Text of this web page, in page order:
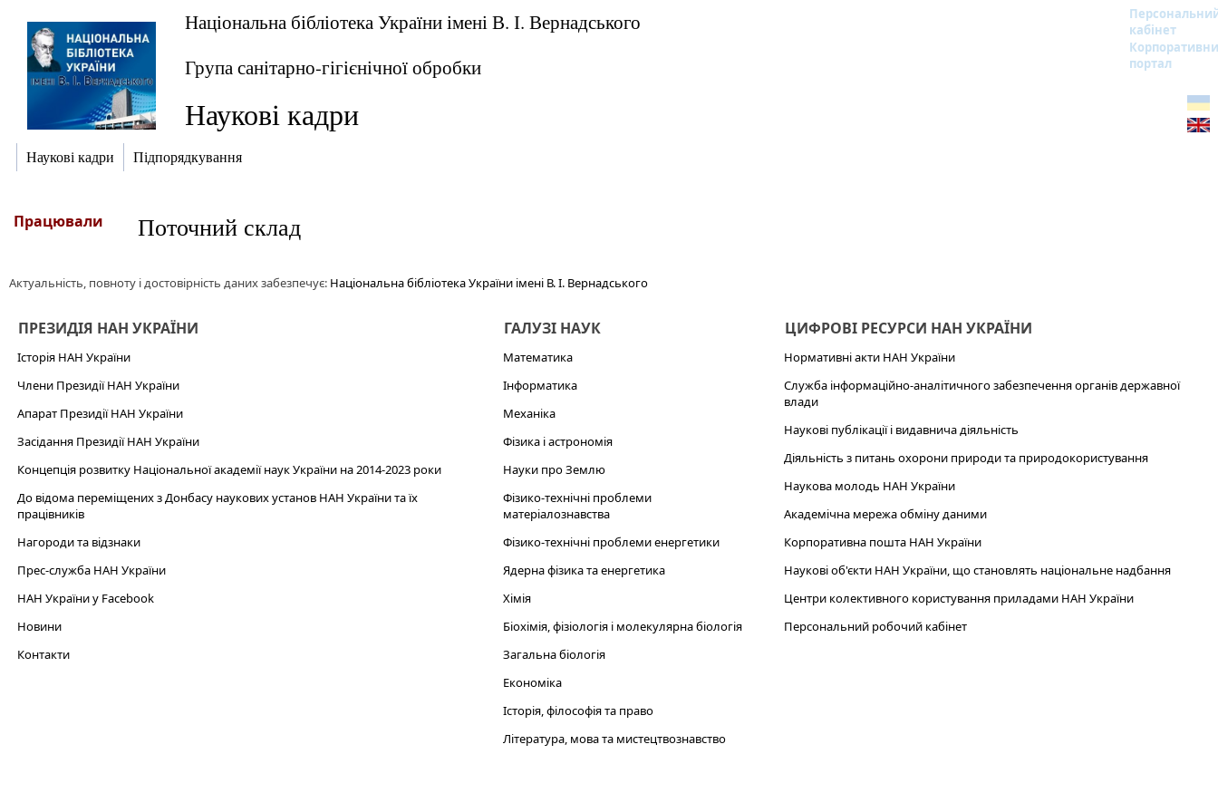
Національна бібліотека України імені В. І. Вернадського
кабінет
портал
Група санітарно-гігієнічної обробки
Наукові кадри
Наукові кадри Підпорядкування
Працювали Поточний склад
Актуальність, повноту і достовірність даних забезпечує: Національна бібліотека України імені В. І. Вернадського
ПРЕЗИДІЯ НАН УКРАЇНИ
Історія НАН України
Члени Президії НАН України
Апарат Президії НАН України
Засідання Президії НАН України
Концепція розвитку Національної академії наук України на 2014-2023 роки
До відома переміщених з Донбасу наукових установ НАН України та їх
працівників
Нагороди та відзнаки
Прес-служба НАН України
НАН України у Facebook
Новини
Контакти
ГАЛУЗІ НАУК
Математика
Інформатика
Механіка
Фізика і астрономія
Науки про Землю
Фізико-технічні проблеми
матеріалознавства
Фізико-технічні проблеми енергетики
Ядерна фізика та енергетика
Хімія
Біохімія, фізіологія і молекулярна біологія
Загальна біологія
Економіка
Історія, філософія та право
Література, мова та мистецтвознавство
ЦИФРОВІ РЕСУРСИ НАН УКРАЇНИ
Нормативні акти НАН України
Служба інформаційно-аналітичного забезпечення органів державної
влади
Наукові публікації і видавнича діяльність
Діяльність з питань охорони природи та природокористування
Наукова молодь НАН України
Академічна мережа обміну даними
Корпоративна пошта НАН України
Наукові об'єкти НАН України, що становлять національне надбання
Центри колективного користування приладами НАН України
Персональний робочий кабінет